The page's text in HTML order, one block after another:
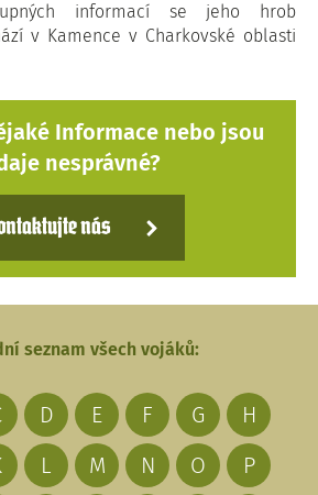
informací se jeho hrob
v Kamence v Charkovské oblasti
Informace nebo jsou
nesprávné?
nás
seznam všech vojáků:
D E F G
H
L M N O
P